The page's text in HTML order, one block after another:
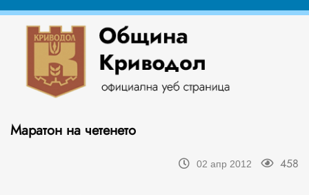
Маратон на четенето
02 апр 2012 458